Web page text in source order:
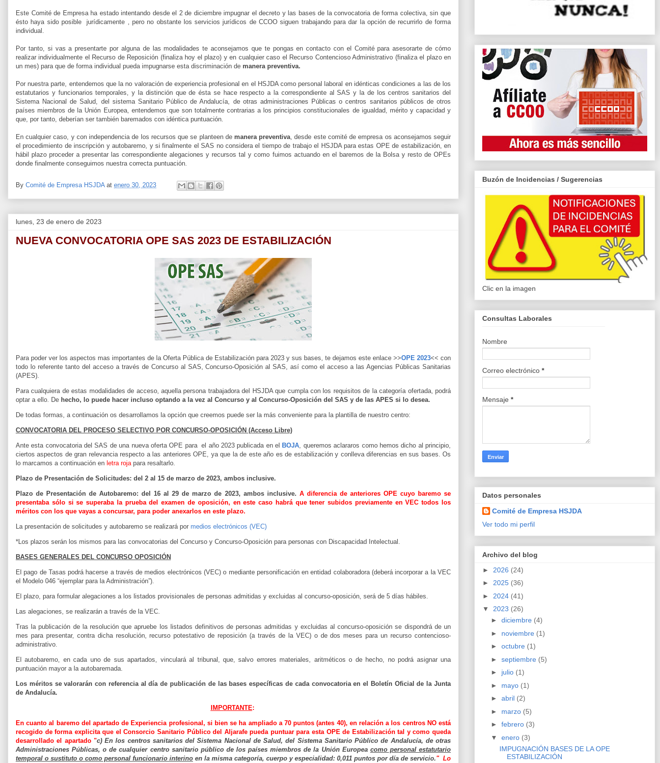
Este Comité de Empresa ha estado intentando desde el 2 de diciembre impugnar el decreto y las bases de la convocatoria de forma colectiva, sin que
ésto haya sido posible jurídicamente , pero no obstante los servicios jurídicos de CCOO siguen trabajando para dar la opción de recurrirlo de forma
individual.
Por tanto, si vas a presentarte por alguna de las modalidades te aconsejamos que te pongas en contacto con el Comité para asesorarte de cómo
realizar individualmente el Recurso de Reposición (finaliza hoy el plazo) y en cualquier caso el Recurso Contencioso Administrativo (finaliza el plazo en
un mes) para que de forma individual pueda impugnarse esta discriminación de manera preventiva.
Por nuestra parte, entendemos que la no valoración de experiencia profesional en el HSJDA como personal laboral en idénticas condiciones a las de los
estatutarios y funcionarios temporales, y la distinción que de ésta se hace respecto a la correspondiente al SAS y la de los centros sanitarios del
Sistema Nacional de Salud, del sistema Sanitario Público de Andalucía, de otras administraciones Públicas o centros sanitarios públicos de otros
países miembros de la Unión Europea, entendemos que son totalmente contrarias a los principios constitucionales de igualdad, mérito y capacidad y
que, por tanto, deberían ser también baremados con idéntica puntuación.
En cualquier caso, y con independencia de los recursos que se planteen de manera preventiva, desde este comité de empresa os aconsejamos seguir
el procedimiento de inscripción y autobaremo, y si finalmente el SAS no considera el tiempo de trabajo el HSJDA para estas OPE de estabilización, en
hábil plazo proceder a presentar las correspondiente alegaciones y recursos tal y como fuimos actuando en el baremos de la Bolsa y resto de OPEs
donde finalmente conseguimos nuestra correcta puntuación.
By Comité de Empresa HSJDA at enero 30, 2023
lunes, 23 de enero de 2023
NUEVA CONVOCATORIA OPE SAS 2023 DE ESTABILIZACIÓN
Para poder ver los aspectos mas importantes de la Oferta Pública de Estabilización para 2023 y sus bases, te dejamos este enlace >>OPE 2023<< con
todo lo referente tanto del acceso a través de Concurso al SAS, Concurso-Oposición al SAS, así como el acceso a las Agencias Públicas Sanitarias
(APES).
Para cualquiera de estas modalidades de acceso, aquella persona trabajadora del HSJDA que cumpla con los requisitos de la categoría ofertada, podrá
optar a ello. De hecho, lo puede hacer incluso optando a la vez al Concurso y al Concurso-Oposición del SAS y de las APES si lo desea.
De todas formas, a continuación os desarrollamos la opción que creemos puede ser la más conveniente para la plantilla de nuestro centro:
CONVOCATORIA DEL PROCESO SELECTIVO POR CONCURSO-OPOSICIÓN (Acceso Libre)
Ante esta convocatoria del SAS de una nueva oferta OPE para el año 2023 publicada en el BOJA, queremos aclararos como hemos dicho al principio,
ciertos aspectos de gran relevancia respecto a las anteriores OPE, ya que la de este año es de estabilización y conlleva diferencias en sus bases. Os
lo marcamos a continuación en letra rojapara resaltarlo.
Plazo de Presentación de Solicitudes: del 2 al 15 de marzo de 2023, ambos inclusive.
Plazo de Presentación de Autobaremo: del 16 al 29 de marzo de 2023, ambos inclusive. A diferencia de anteriores OPE cuyo baremo se
presentaba sólo si se superaba la prueba del examen de oposición, en este caso habrá que tener subidos previamente en VEC todos los
méritos con los que vayas a concursar, para poder anexarlos en este plazo.
La presentación de solicitudes y autobaremo se realizará por medios electrónicos (VEC)
*Los plazos serán los mismos para las convocatorias del Concurso y Concurso-Oposición para personas con Discapacidad Intelectual.
BASES GENERALES DEL CONCURSO OPOSICIÓN
El pago de Tasas podrá hacerse a través de medios electrónicos (VEC) o mediante personificación enentidad colaboradora (deberá incorporar a la VEC
el Modelo 046 “ejemplar para la Administración”).
El plazo, para formular alegaciones a los listados provisionales de personas admitidas y excluidas al concurso-oposición, será de 5 días hábiles.
Las alegaciones, se realizarán a través de la VEC.
Tras la publicación de la resolución que apruebe los listados definitivos de personas admitidas y excluidas al concurso-oposición se dispondrá de un
mes para presentar, contra dicha resolución, recurso potestativo de reposición (a través de la VEC) o de dos meses para un recursocontencioso-
administrativo.
El autobaremo, en cada uno de sus apartados, vinculará al tribunal, que, salvo errores materiales, aritméticos o de hecho, no podrá asignar una
puntuación mayor a la autobaremada.
Los méritos se valorarán con referencia al día de publicación de las bases específicas de cada convocatoria en el Boletín Oficial de la Junta
de Andalucía.
IMPORTANTE:
En cuanto al baremo del apartado de Experiencia profesional, si bien se ha ampliado a 70 puntos (antes 40), en relación a los centros NOestá
recogido de forma explicitaque el Consorcio Sanitario Público del Aljarafepueda puntuarpara esta OPE de Estabilización tal y como queda
desarrollado el apartado "c) En los centros sanitarios del Sistema Nacional de Salud, del Sistema Sanitario Público de Andalucía, de otras
Administraciones Públicas, o de cualquier centro sanitario público de los países miembros de la Unión Europea como personal estatutario
temporal o sustituto o como personal funcionario interino en la misma categoría, cuerpo y especialidad: 0,011 puntos por día de servicio." Lo
Buzón de Incidencias / Sugerencias
Clic en la imagen
Consultas Laborales
Nombre
Correo electrónico *
Mensaje *
Datos personales
Comité de Empresa HSJDA
Ver todo mi perfil
Archivo del blog
► 2026 (24)
► 2025 (36)
► 2024 (41)
▼ 2023 (26)
► diciembre (4)
► noviembre (1)
► octubre (1)
► septiembre (5)
► julio (1)
► mayo (1)
► abril (2)
► marzo (5)
► febrero (3)
▼ enero (3)
IMPUGNACIÓN BASES DE LA OPE
ESTABILIZACIÓN